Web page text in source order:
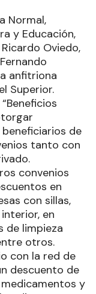
Normal,
y Educación,
Oviedo,
anfitriona
Superior.
de
tanto con
convenios
en
con sillas,
en
de limpieza
otros.
con la red de
descuento de
y